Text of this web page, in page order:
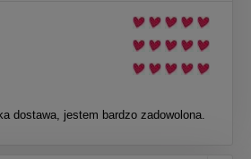
dostawa, jestem bardzo zadowolona.